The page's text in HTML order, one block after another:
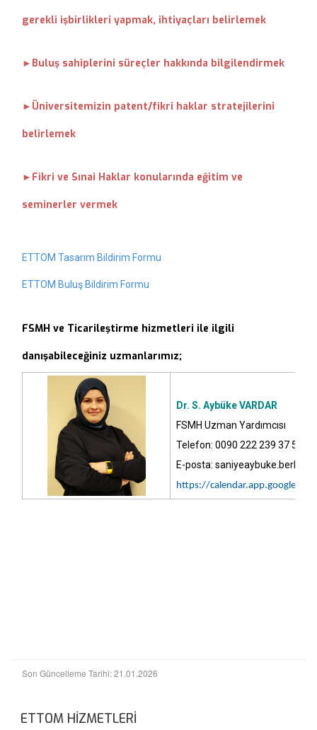
gerekli işbirlikleri yapmak, ihtiyaçları belirlemek
► Buluş sahiplerini süreçler hakkında bilgilendirmek
► Üniversitemizin patent/fikri haklar stratejilerini
belirlemek
► Fikri ve Sınai Haklar konularında eğitim ve
seminerler vermek
ETTOM Tasarım Bildirim Formu
ETTOM Buluş Bildirim Formu
FSMH ve Ticarileştirme hizmetleri ile ilgili
danışabileceğiniz uzmanlarımız;
Dr. S. Aybüke VARDAR
FSMH Uzman Yardımcısı
Telefon: 0090 222 239 37 50
E-posta:
https://calendar.app.google/
Son Güncelleme Tarihi: 21.01.2026
ETTOM HİZMETLERİ